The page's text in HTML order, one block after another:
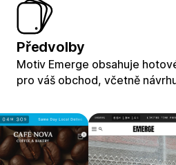
Předvolby
Motiv Emerge obsahuje
pro váš obchod, včetně